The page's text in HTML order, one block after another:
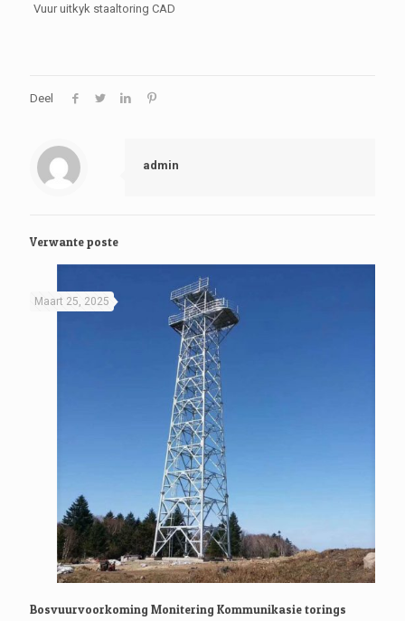
Vuur uitkyk staaltoring CAD
Deel
admin
Verwante poste
Maart 25, 2025
Bosvuurvoorkoming Monitering Kommunikasie torings